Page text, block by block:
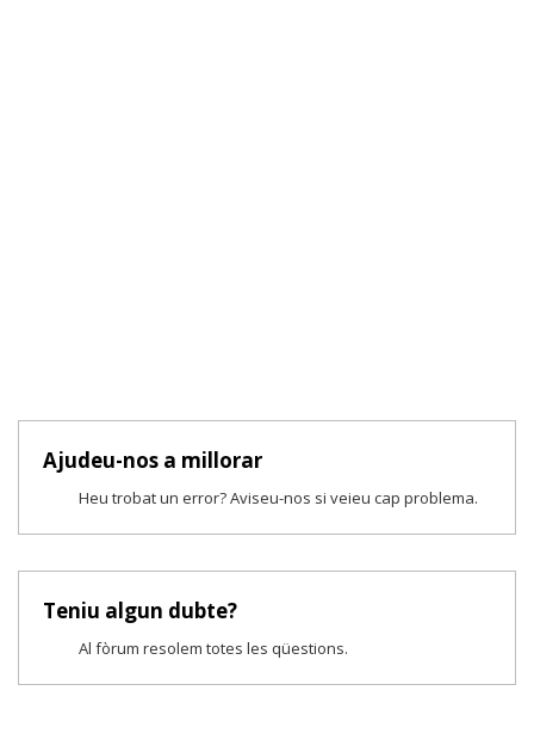
Ajudeu-nos a millorar
Heu trobat un error? Aviseu-nos si veieu cap problema.
Teniu algun dubte?
Al fòrum resolem totes les qüestions.